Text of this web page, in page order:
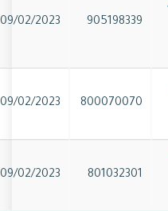
905198339
09/02/2023
800070070
09/02/2023
801032301
09/02/2023